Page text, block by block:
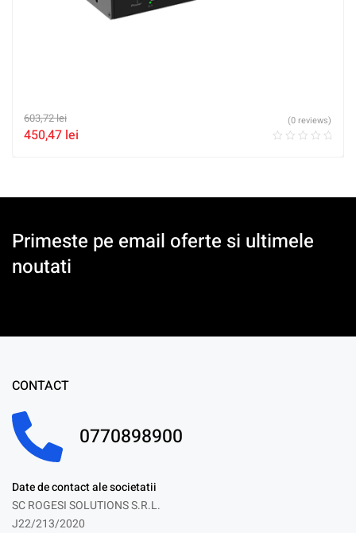
603,72lei
450,47 lei
(0 reviews)
Primeste pe email oferte si ultimele
noutati
CONTACT
0770898900
Date de contact ale societatii
SC ROGESI SOLUTIONS S.R.L.
J22/213/2020